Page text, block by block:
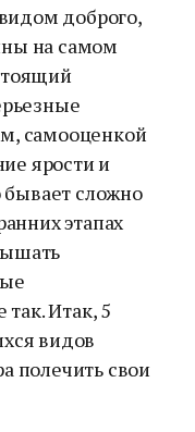
доброго,
на самом
самооценкой
ярости и
бывает сложно
этапах
Итак, 5
видов
полечить свои